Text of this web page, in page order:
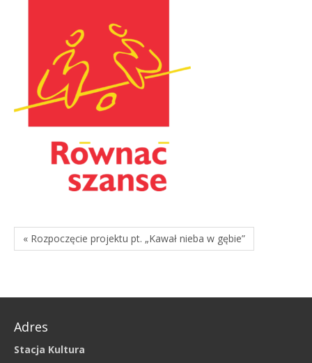
« Rozpoczęcie projektu pt. „Kawał nieba w gębie”
Adres
Stacja Kultura